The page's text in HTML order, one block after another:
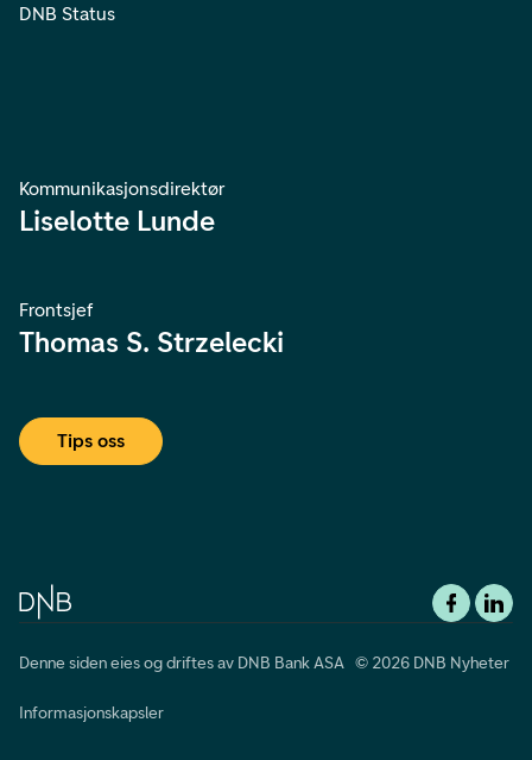
DNB Status
Kommunikasjonsdirektør
Liselotte Lunde
Frontsjef
Thomas S. Strzelecki
Tips oss
Denne siden eies og driftes av DNB Bank ASA © 2026 DNB Nyheter
Informasjonskapsler